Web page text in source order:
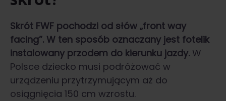
Skrót FWF pochodzi od słów „front way
facing”. W ten sposób oznaczany jest fotelik
instalowany przodem do kierunku jazdy. W
Polsce dziecko musi podróżować w
urządzeniu przytrzymującym aż do
osiągnięcia 150 cm wzrostu.